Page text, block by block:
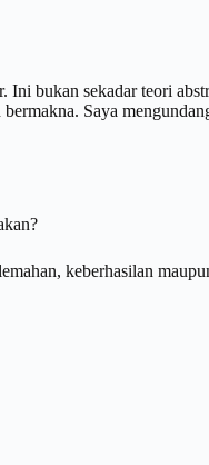
bukan sekadar teori
Saya
keberhasilan